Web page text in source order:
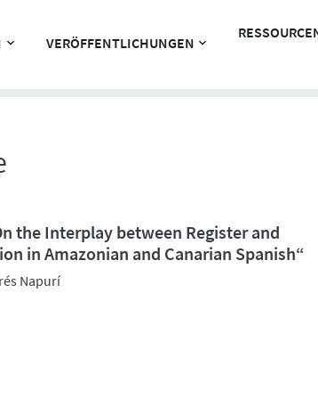
VERÖFFENTLICHUNGEN
the Interplay between Register and
in Amazonian and Canarian Spanish“
Napurí